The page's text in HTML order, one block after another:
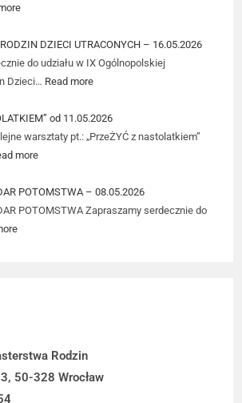
DZIECI UTRACONYCH – 16.05.2026
do udziału w IX Ogólnopolskiej
Dzieci… Read more
od 11.05.2026
warsztaty pt.: „PrzeŻYĆ z nastolatkiem”
more
POTOMSTWA – 08.05.2026
POTOMSTWA Zapraszamy serdecznie do
Rodzin
50-328 Wrocław